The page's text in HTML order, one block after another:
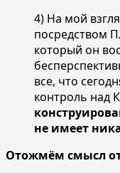
4) На мой
посредством
который он
все, что
контроль над
не имеет
Отожмём смысл